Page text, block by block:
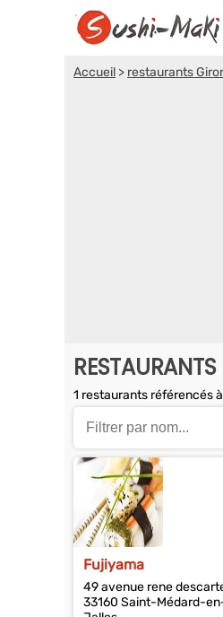
Accueil > restaurants
1 restaurants référencés
Fujiyama
49 avenue rene
33160 Saint-Médard-